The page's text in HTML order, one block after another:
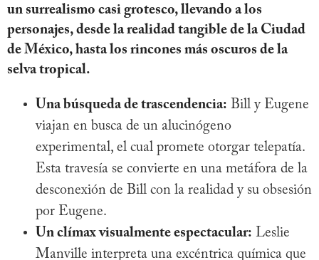
un surrealismo casi grotesco, llevando a los
personajes, desde la realidad tangible de la Ciudad
de México, hasta los rincones más oscuros de la
selva tropical.
Una búsqueda de trascendencia: Bill y Eugene
viajan en busca de un alucinógeno
experimental, el cual promete otorgar telepatía.
Esta travesía se convierte en una metáfora de la
desconexión de Bill con la realidad y su obsesión
por Eugene.
Un clímax visualmente espectacular: Leslie
Manville interpreta una excéntrica química que